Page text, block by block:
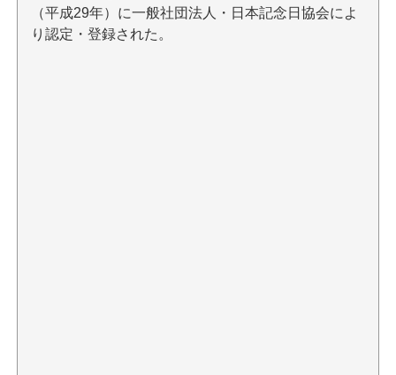
（平成29年）に一般社団法人・日本記念日協会によ
り認定・登録された。